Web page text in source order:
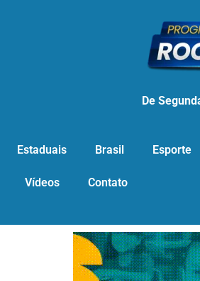
De
Estaduais Brasil Esporte
Vídeos Contato